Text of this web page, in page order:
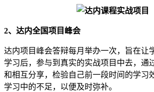
2、达内全国项目峰会
达内项目峰会答辩每月举办一次，旨在让
学习后，参与到真实的实战项目中去，通
和相互分享，检验自己前一段时间的学习
学习中的不足，以便及时弥补。